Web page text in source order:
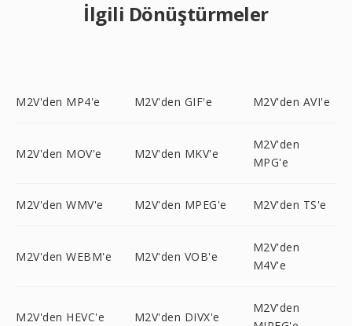
İlgili Dönüştürmeler
M2V'den MP4'e M2V'den GIF'e M2V'den AVI'e
M2V'den MOV'e M2V'den MKV'e
M2V'den
MPG'e
M2V'den WMV'e M2V'den MPEG'e M2V'den TS'e
M2V'den WEBM'e M2V'den VOB'e
M2V'den
M4V'e
M2V'den HEVC'e M2V'den DIVX'e
M2V'den